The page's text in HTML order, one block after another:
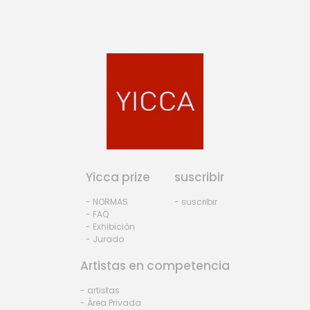
Yicca prize
- NORMAS
- FAQ
- Exhibiciòn
- Jurado
suscribir
- suscribir
Artistas en competencia
- artistas
- Área Privada